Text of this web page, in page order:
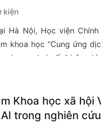
hiện nay.
kiện
Hà Nội, Học viện
khoa học “Cung ứng
phương hai cấp” bằng
Khoa học xã hội
trong nghiên